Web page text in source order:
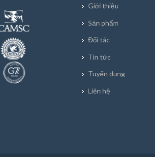
Giới thiệu
Sản phẩm
Đối tác
Tin tức
Tuyển dụng
Liên hệ